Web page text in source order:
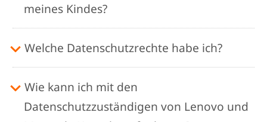
meines Kindes?
Welche Datenschutzrechte habe ich?
Wie kann ich mit den
Datenschutzzuständigen von Lenovo und